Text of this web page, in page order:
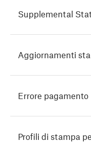
Supplemental
Aggiornamenti
Errore pagamento
Profili di stampa